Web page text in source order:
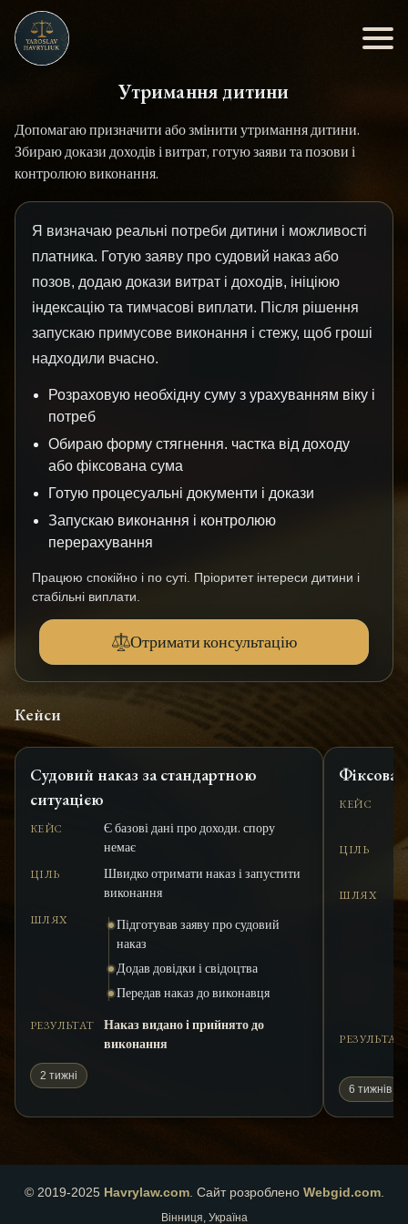
Утримання дитини
Допомагаю призначити або змінити утримання дитини.
Збираю докази доходів і витрат, готую заяви та позови і
контролюю виконання.
Я визначаю реальні потреби дитини і можливості
платника. Готую заяву про судовий наказ або
позов, додаю докази витрат і доходів, ініціюю
індексацію та тимчасові виплати. Після рішення
запускаю примусове виконання і стежу, щоб гроші
надходили вчасно.
Розраховую необхідну суму з урахуванням віку і
потреб
Обираю форму стягнення. частка від доходу
або фіксована сума
Готую процесуальні документи і докази
Запускаю виконання і контролюю
перерахування
Працюю спокійно і по суті. Пріоритет інтереси дитини і
стабільні виплати.
Отримати консультацію
Кейси
Судовий наказ за стандартною
ситуацією
КЕЙС
Є базові дані про доходи. спору
немає
ЦІЛЬ
Швидко отримати наказ і запустити
виконання
ШЛЯХ
Підготував заяву про судовий
наказ
Додав довідки і свідоцтва
Передав наказ до виконавця
РЕЗУЛЬТАТ
Наказ видано і прийнято до
виконання
2 тижні
КЕЙС
ЦІЛЬ
ШЛЯХ
РЕЗУЛЬТАТ
6 тижнів
© 2019-2025 Havrylaw.com. Сайт розроблено Webgid.com.
Вінниця, Україна